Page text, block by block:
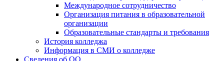
Международное сотрудничество
Организация питания в образовательной
организации
Образовательные стандарты и требования
История колледжа
Информация в СМИ о колледже
Сведения об ОО